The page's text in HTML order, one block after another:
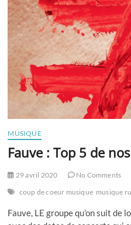
MUSIQUE
Fauve : Top 5 de
29 avril 2020
No Comments
coup de coeur musique musique
Fauve, LE groupe qu’on suit de